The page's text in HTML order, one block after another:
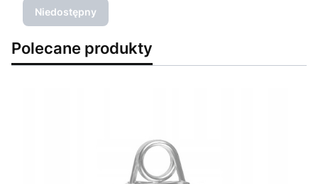
Niedostępny
Polecane produkty